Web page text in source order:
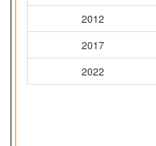
2012
2017
2022